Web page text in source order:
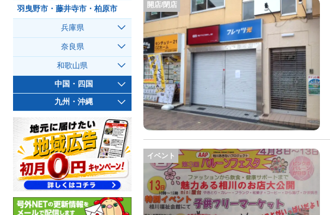
開店/閉店
イベント
羽曳野市・藤井寺市・柏原市
兵庫県
奈良県
和歌山県
中国・四国
九州・沖縄